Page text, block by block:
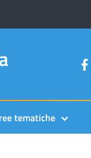
tematiche